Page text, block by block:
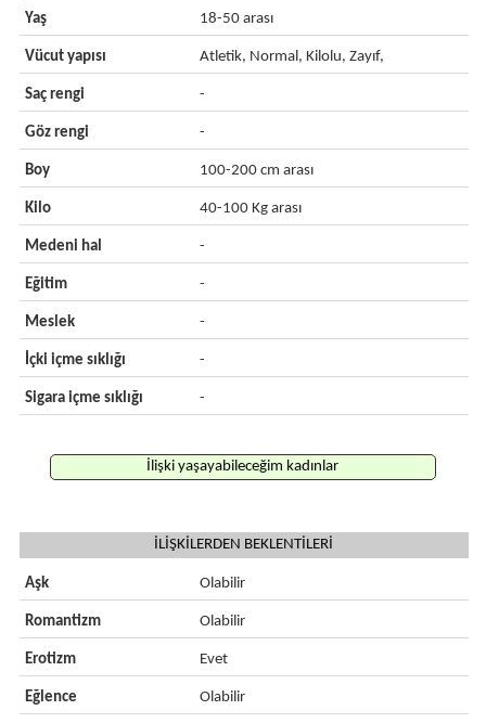
Yaş 18-50 arası
Vücut yapısı Atletik, Normal, Kilolu, Zayıf,
Saç rengi -
Göz rengi -
Boy 100-200 cm arası
Kilo 40-100 Kg arası
Medeni hal -
Eğitim -
Meslek -
İçki içme sıklığı -
Sigara içme sıklığı -
İlişki yaşayabileceğim kadınlar
İLİŞKİLERDEN BEKLENTİLERİ
Aşk Olabilir
Romantizm Olabilir
Erotizm Evet
Eğlence Olabilir